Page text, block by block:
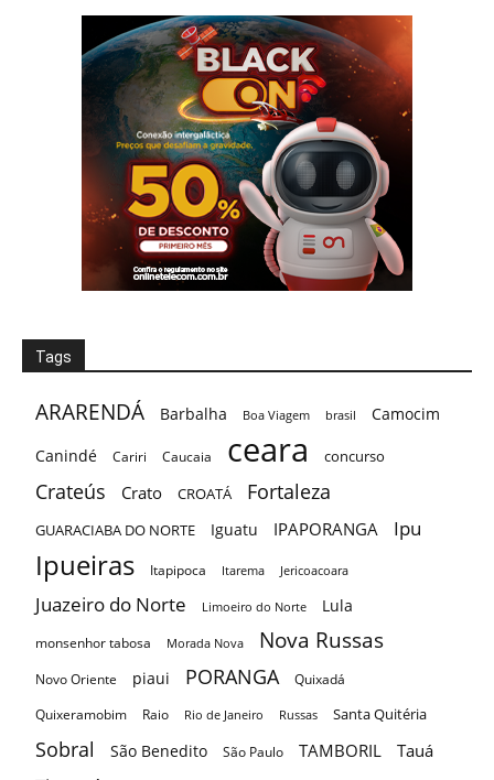
Tags
ARARENDÁ Barbalha Boa Viagem brasil
Camocim
Canindé
Cariri Caucaia ceara concurso
Crateús Crato CROATÁ Fortaleza
GUARACIABA DO NORTE Iguatu IPAPORANGA Ipu
Ipueiras Itapipoca Itarema Jericoacoara
Juazeiro do Norte Limoeiro do Norte Lula
monsenhor tabosa Morada Nova Nova Russas
Novo Oriente piaui PORANGA
Quixadá
Quixeramobim
Raio Rio de Janeiro Russas Santa Quitéria
Sobral São Benedito São Paulo TAMBORIL Tauá